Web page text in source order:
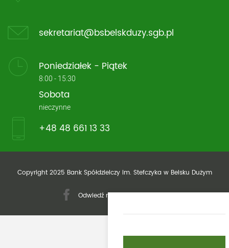
sekretariat@bsbelskduzy.sgb.pl
Poniedziałek - Piątek
8:00 - 15:30
Sobota
nieczynne
+48 48 661 13 33
Copyright 2025 Bank Spółdzielczy im. Stefczyka w Belsku Dużym
Odwiedź nasz profil facebook